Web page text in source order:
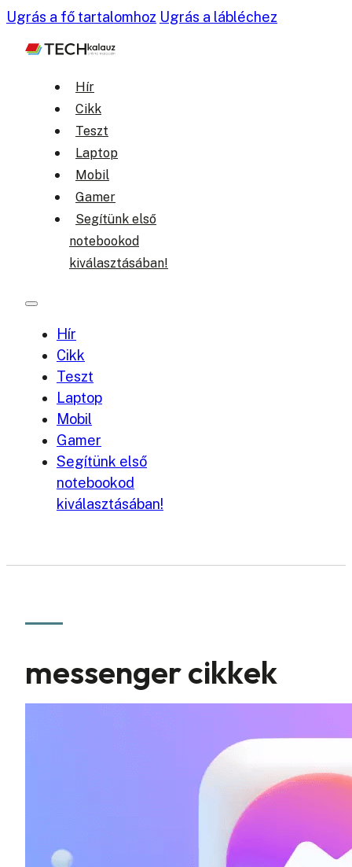
Ugrás a fő tartalomhoz Ugrás a lábléchez
Hír
Cikk
Teszt
Laptop
Mobil
Gamer
Segítünk első
notebookod
kiválasztásában!
Hír
Cikk
Teszt
Laptop
Mobil
Gamer
Segítünk első
notebookod
kiválasztásában!
messenger cikkek